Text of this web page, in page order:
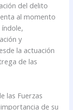
del delito
al momento
y
la actuación
de las
las Fuerzas
de su